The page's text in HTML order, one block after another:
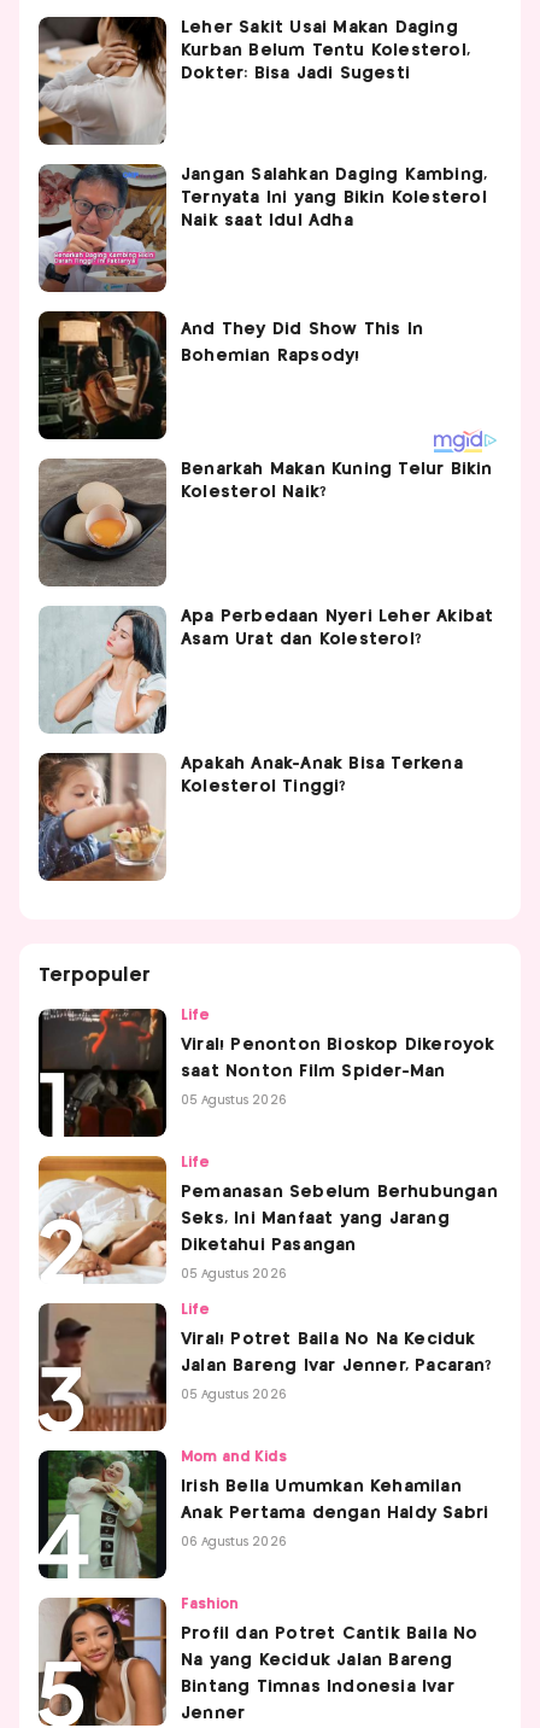
Leher Sakit Usai Makan Daging
Kurban Belum Tentu Kolesterol,
Dokter: Bisa Jadi Sugesti
Jangan Salahkan Daging Kambing,
Ternyata Ini yang Bikin Kolesterol
Naik saat Idul Adha
Benarkah Makan Kuning Telur Bikin
Kolesterol Naik?
Apa Perbedaan Nyeri Leher Akibat
Asam Urat dan Kolesterol?
Apakah Anak-Anak Bisa Terkena
Kolesterol Tinggi?
Terpopuler
Life
Viral! Penonton Bioskop Dikeroyok
saat Nonton Film Spider-Man
05 Agustus 2026
Life
Pemanasan Sebelum Berhubungan
Seks, Ini Manfaat yang Jarang
Diketahui Pasangan
05 Agustus 2026
Life
Viral! Potret Baila No Na Keciduk
Jalan Bareng Ivar Jenner, Pacaran?
05 Agustus 2026
Mom and Kids
Irish Bella Umumkan Kehamilan
Anak Pertama dengan Haldy Sabri
06 Agustus 2026
Fashion
Profil dan Potret Cantik Baila No
Na yang Keciduk Jalan Bareng
Bintang Timnas Indonesia Ivar
Jenner